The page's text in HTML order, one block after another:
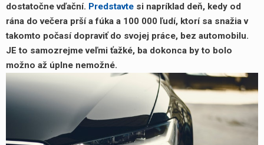
dostatočne vďační. Predstavte si napríklad deň, kedy od
rána do večera prší a fúka a 100 000 ľudí, ktorí sa snažia v
takomto počasí dopraviť do svojej práce, bez automobilu.
JE to samozrejme veľmi ťažké, ba dokonca by to bolo
možno až úplne nemožné.